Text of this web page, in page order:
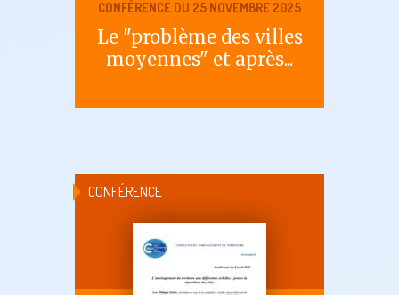
CONFÉRENCE DU 25 NOVEMBRE 2025
Le "problème des villes
moyennes" et après...
CONFÉRENCE